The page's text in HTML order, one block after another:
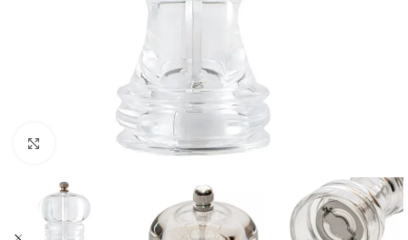
Click to enlarge